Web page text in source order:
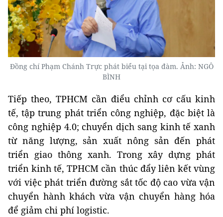
Đồng chí Phạm Chánh Trực phát biểu tại tọa đàm. Ảnh: NGÔ
BÌNH
Tiếp theo, TPHCM cần điểu chỉnh cơ cấu kinh
tế, tập trung phát triển công nghiệp, đặc biệt là
công nghiệp 4.0; chuyển dịch sang kinh tế xanh
từ năng lượng, sản xuất nông sản đến phát
triển giao thông xanh. Trong xây dựng phát
triển kinh tế, TPHCM cần thúc đẩy liên kết vùng
với việc phát triển đường sắt tốc độ cao vừa vận
chuyển hành khách vừa vận chuyển hàng hóa
để giảm chi phí logistic.